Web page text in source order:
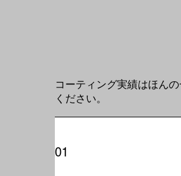
コーティング実績はほん
ください。
01